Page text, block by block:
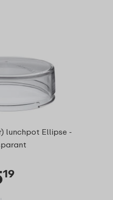
lunchpot Ellipse -
19